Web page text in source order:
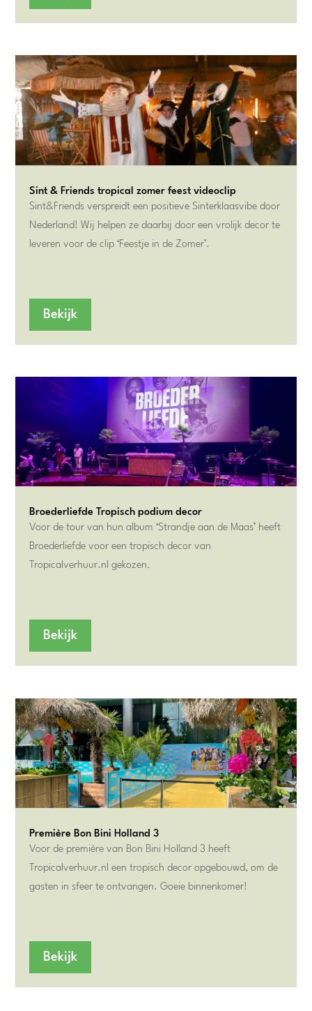
Sint & Friends tropical zomer feest videoclip
Sint&Friends verspreidt een positieve Sinterklaasvibe door
Nederland! Wij helpen ze daarbij door een vrolijk decor te
leveren voor de clip ‘Feestje in de Zomer’.
Bekijk
Broederliefde Tropisch podium decor
Voor de tour van hun album ‘Strandje aan de Maas’ heeft
Broederliefde voor een tropisch decor van
Tropicalverhuur.nl gekozen.
Bekijk
Première Bon Bini Holland 3
Voor de première van Bon Bini Holland 3 heeft
Tropicalverhuur.nl een tropisch decor opgebouwd, om de
gasten in sfeer te ontvangen. Goeie binnenkomer!
Bekijk